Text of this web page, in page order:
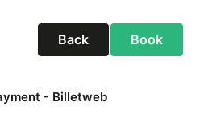
Back
- Billetweb